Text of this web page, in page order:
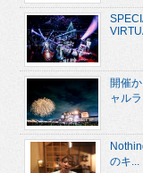
開催
ャルラ
のキ...